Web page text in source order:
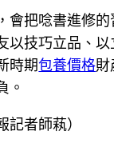
會把唸書進修的
以技巧立品、以
時期包養價格財
。
記者師萟）